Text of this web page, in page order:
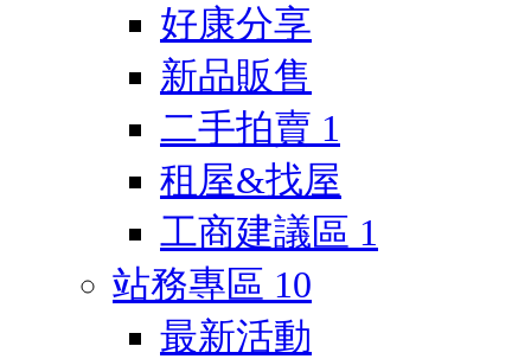
好康分享
新品販售
二手拍賣 1
租屋&找屋
工商建議區 1
站務專區 10
最新活動